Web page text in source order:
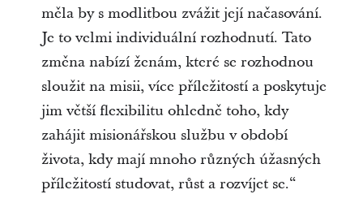
měla by s modlitbou zvážit její načasování.
Je to velmi individuální rozhodnutí. Tato
změna nabízí ženám, které se rozhodnou
sloužit na misii, více příležitostí a poskytuje
jim větší flexibilitu ohledně toho, kdy
zahájit misionářskou službu v období
života, kdy mají mnoho různých úžasných
příležitostí studovat, růst a rozvíjet se.“